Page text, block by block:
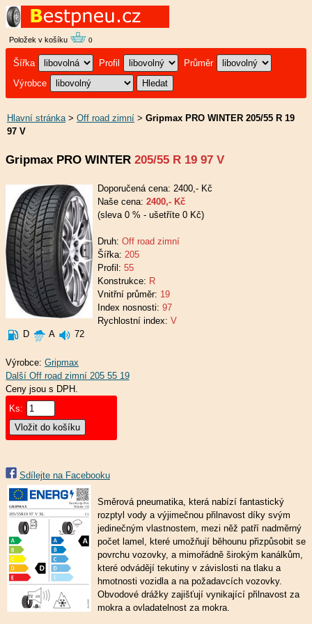
Položek v košíku 0
Šířka Profil
Průměr
Výrobce
Hlavní stránka> Off road zimní > Gripmax PRO WINTER 205/55 R 19
97 V
Gripmax PRO WINTER 205/55 R 19 97 V
Doporučená cena: 2400,- Kč
Naše cena: 2400,- Kč
(sleva 0 % - ušetříte 0 Kč)
Druh: Off road zimní
Šířka: 205
Profil: 55
Konstrukce: R
Vnitřní průměr: 19
Index nosnosti: 97
Rychlostní index: V
D
A 72
Výrobce: Gripmax
Ceny jsou s DPH.
Ks:
Sdílejte na Facebooku
Směrová pneumatika, která nabízí fantastický
rozptyl vody a výjimečnou přilnavost díky svým
jedinečným vlastnostem, mezi něž patří nadměrný
počet lamel, které umožňují běhounu přizpůsobit se
povrchu vozovky, a mimořádně širokým kanálkům,
které odvádějí tekutiny v závislosti na tlaku a
hmotnosti vozidla a na požadavcích vozovky.
Obvodové drážky zajišťují vynikající přilnavost za
mokra a ovladatelnost za mokra.